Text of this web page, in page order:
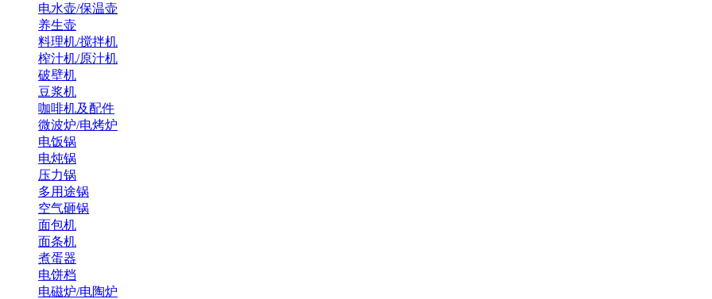
电水壶/保温壶
养生壶
料理机/搅拌机
榨汁机/原汁机
破壁机
豆浆机
咖啡机及配件
微波炉/电烤炉
电饭锅
电炖锅
压力锅
多用途锅
空气砸锅
面包机
面条机
煮蛋器
电饼档
电磁炉/电陶炉